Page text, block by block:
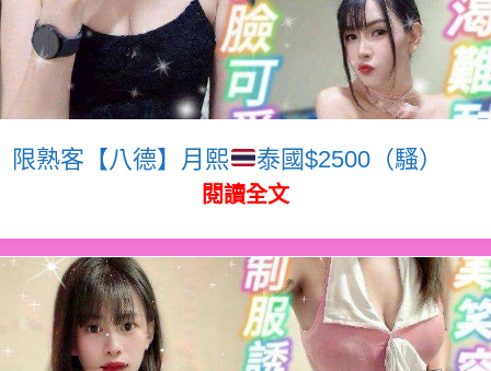
限熟客【八德】月熙 泰國$2500（騷）
閱讀全文